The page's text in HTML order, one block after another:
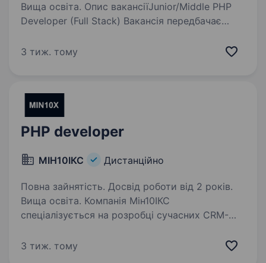
Вища освіта. Опис вакансіїJunior/Middle PHP
Developer (Full Stack) Вакансія передбачає
до кандидата: ​знання JavaScript, HTML, CSS;
3 тиж. тому
PHP developer
MІН10ІКС Дистанційно
Повна зайнятість. Досвід роботи від 2 років.
Вища освіта. Компанія Miн10ІКС
спеціалізується на розробці сучасних CRM-
бізнесам ефективно керувати процесами,
3 тиж. тому